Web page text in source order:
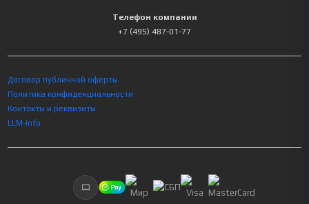
Телефон компании
+7 (495) 487-01-77
Договор публичной оферты
Политика конфиденциальности
Контакты и реквизиты
LLM-info